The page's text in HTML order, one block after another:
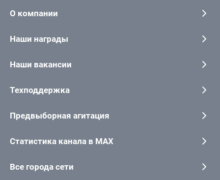
О компании
Наши награды
Наши вакансии
Техподдержка
Предвыборная агитация
Статистика канала в MAX
Все города сети